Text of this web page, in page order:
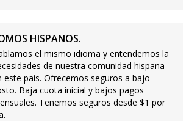
HISPANOS.
el mismo idioma y entendemos la
de nuestra comunidad hispana
este país. Ofrecemos seguros a bajo
Baja cuota inicial y bajos pagos
Tenemos seguros desde $1 por